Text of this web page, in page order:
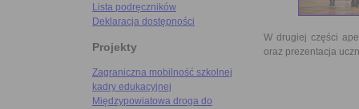
Lista podręczników
Deklaracja dostępności
Projekty
Zagraniczna mobilność szkolnej
kadry edukacyjnej
Międzypowiatowa droga do
W drugiej części
oraz prezentacja